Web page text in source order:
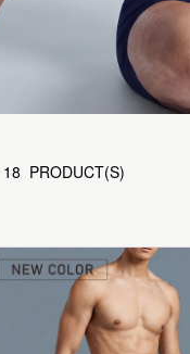
18 PRODUCT(S)